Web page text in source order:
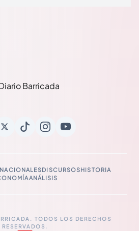
DISCURSOSHISTORIA
ANÁLISIS
TODOS LOS DERECHOS
RESERVADOS.